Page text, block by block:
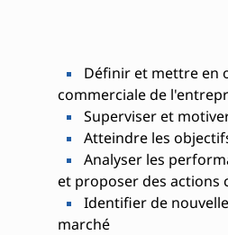
Définir et mettre en
commerciale de
Superviser et
Atteindre les
Analyser les
et proposer des actions
Identifier de
marché